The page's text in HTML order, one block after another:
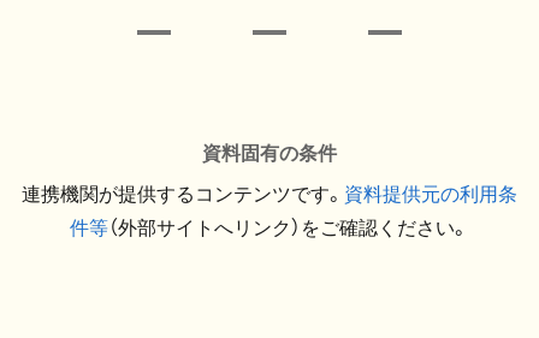
資料固有の条件
連携機関が提供するコンテンツです。 資料提供元の利用条
件等（外部サイトへリンク）をご確認ください。